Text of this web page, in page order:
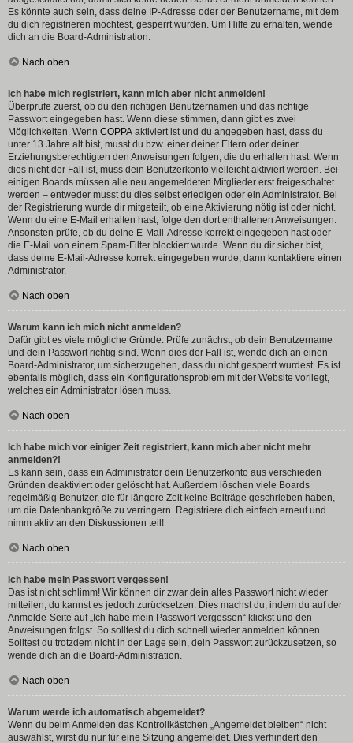
Es könnte auch sein, dass deine IP-Adresse oder der Benutzername, mit dem
du dich registrieren möchtest, gesperrt wurden. Um Hilfe zu erhalten, wende
dich an die Board-Administration.
Nach oben
Ich habe mich registriert, kann mich aber nicht anmelden!
Überprüfe zuerst, ob du den richtigen Benutzernamen und das richtige
Passwort eingegeben hast. Wenn diese stimmen, dann gibt es zwei
Möglichkeiten. Wenn COPPA aktiviert ist und du angegeben hast, dass du
unter 13 Jahre alt bist, musst du bzw. einer deiner Eltern oder deiner
Erziehungsberechtigten den Anweisungen folgen, die du erhalten hast. Wenn
dies nicht der Fall ist, muss dein Benutzerkonto vielleicht aktiviert werden. Bei
einigen Boards müssen alle neu angemeldeten Mitglieder erst freigeschaltet
werden – entweder musst du dies selbst erledigen oder ein Administrator. Bei
der Registrierung wurde dir mitgeteilt, ob eine Aktivierung nötig ist oder nicht.
Wenn du eine E-Mail erhalten hast, folge den dort enthaltenen Anweisungen.
Ansonsten prüfe, ob du deine E-Mail-Adresse korrekt eingegeben hast oder
die E-Mail von einem Spam-Filter blockiert wurde. Wenn du dir sicher bist,
dass deine E-Mail-Adresse korrekt eingegeben wurde, dann kontaktiere einen
Administrator.
Nach oben
Warum kann ich mich nicht anmelden?
Dafür gibt es viele mögliche Gründe. Prüfe zunächst, ob dein Benutzername
und dein Passwort richtig sind. Wenn dies der Fall ist, wende dich an einen
Board-Administrator, um sicherzugehen, dass du nicht gesperrt wurdest. Es ist
ebenfalls möglich, dass ein Konfigurationsproblem mit der Website vorliegt,
welches ein Administrator lösen muss.
Nach oben
Ich habe mich vor einiger Zeit registriert, kann mich aber nicht mehr
anmelden?!
Es kann sein, dass ein Administrator dein Benutzerkonto aus verschieden
Gründen deaktiviert oder gelöscht hat. Außerdem löschen viele Boards
regelmäßig Benutzer, die für längere Zeit keine Beiträge geschrieben haben,
um die Datenbankgröße zu verringern. Registriere dich einfach erneut und
nimm aktiv an den Diskussionen teil!
Nach oben
Ich habe mein Passwort vergessen!
Das ist nicht schlimm! Wir können dir zwar dein altes Passwort nicht wieder
mitteilen, du kannst es jedoch zurücksetzen. Dies machst du, indem du auf der
Anmelde-Seite auf „Ich habe mein Passwort vergessen“ klickst und den
Anweisungen folgst. So solltest du dich schnell wieder anmelden können.
Solltest du trotzdem nicht in der Lage sein, dein Passwort zurückzusetzen, so
wende dich an die Board-Administration.
Nach oben
Warum werde ich automatisch abgemeldet?
Wenn du beim Anmelden das Kontrollkästchen „Angemeldet bleiben“ nicht
auswählst, wirst du nur für eine Sitzung angemeldet. Dies verhindert den